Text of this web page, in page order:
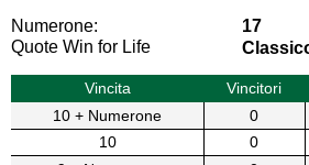
Numerone:
17
Quote Win for Life
Vincita Vincitori
10 + Numerone
0
10
0